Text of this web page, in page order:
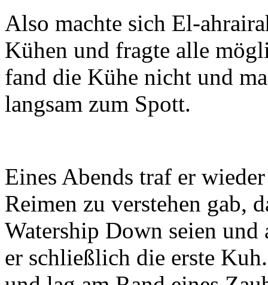
Also machte sich El-
Kühen und fragte alle
fand die Kühe nicht und
langsam zum Spott.
Eines Abends traf er
Reimen zu verstehen gab,
Watership Down seien
er schließlich die erste